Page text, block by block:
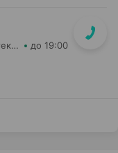
Планета Здоровья Аптека №28 ООО Аптека №13 до 19:00